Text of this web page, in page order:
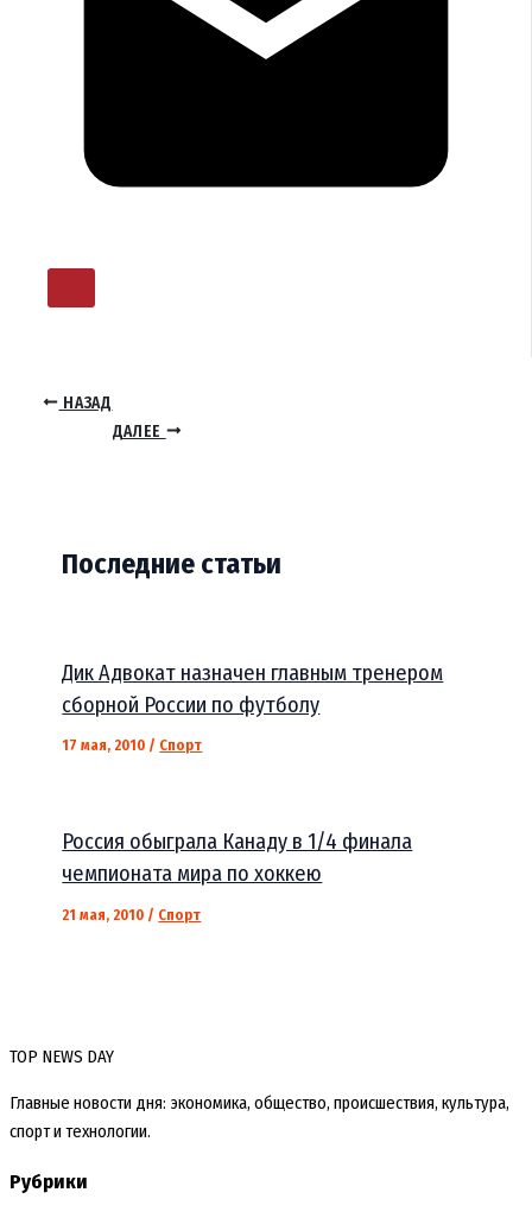
НАЗАД
ДАЛЕЕ
Последние статьи
Дик Адвокат назначен главным тренером
сборной России по футболу
17 мая, 2010 / Спорт
Россия обыграла Канаду в 1/4 финала
чемпионата мира по хоккею
21 мая, 2010 / Спорт
TOP NEWS DAY
Главные новости дня: экономика, общество, происшествия, культура,
спорт и технологии.
Рубрики